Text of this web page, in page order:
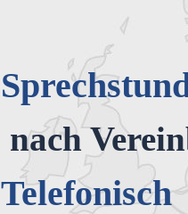
nach
Telefonisch